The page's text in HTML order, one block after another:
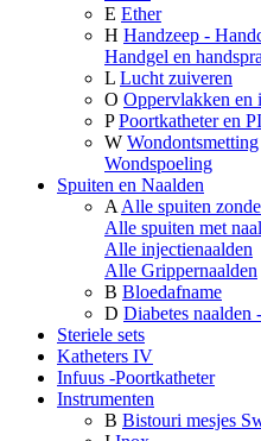
E Ether
H Handzeep -
Handgel en
L Lucht zuiveren
O Oppervlakken en
P Poortkatheter en
W Wondontsmetting
Wondspoeling
Spuiten en Naalden
A Alle spuiten
Alle spuiten met
Alle injectienaalden
Alle Grippernaalden
B Bloedafname
D Diabetes naalden
Steriele sets
Katheters IV
Infuus -Poortkatheter
Instrumenten
B Bistouri mesjes